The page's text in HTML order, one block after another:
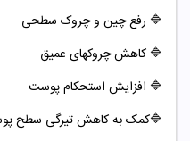
🔷 رفع چین و چروک سطحی
🔷 کاهش چروکهای عمیق
🔷 افزایش استحکام پوست
🔷کمک به کاهش تیرگی سطح